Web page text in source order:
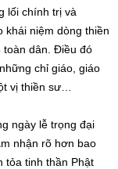
lối chính trị và
niệm dòng thiền
toàn dân. Điều đó
chỉ giáo, giáo
vị thiền sư…
ngày lễ trọng đại
nhận rõ hơn bao
tỏa tinh thần Phật